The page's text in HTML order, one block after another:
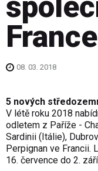
France
08. 03. 2018
5 nových
V létě roku 2018
odletem z Paříže -
Sardinii (Itálie),
Perpignan ve Francii.
16. července do 2.